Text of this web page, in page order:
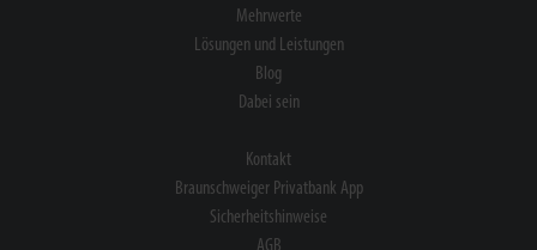
Mehrwerte
Lösungen und Leistungen
Blog
Dabei sein
Kontakt
Braunschweiger Privatbank App
Sicherheitshinweise
AGB